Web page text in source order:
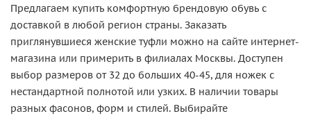
Предлагаем купить комфортную брендовую обувь с
доставкой в любой регион страны. Заказать
приглянувшиеся женские туфли можно на сайте интернет-
магазина или примерить в филиалах Москвы. Доступен
выбор размеров от 32 до больших 40-45, для ножек с
нестандартной полнотой или узких. В наличии товары
разных фасонов, форм и стилей. Выбирайте